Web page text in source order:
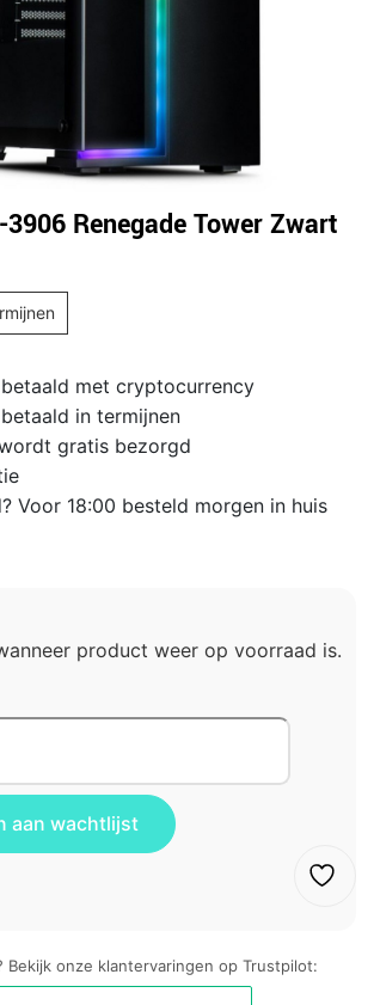
Renegade Tower Zwart
met cryptocurrency
in termijnen
gratis bezorgd
Voor 18:00 besteld morgen in huis
product weer op voorraad is.
Bekijk onze klantervaringen op Trustpilot: